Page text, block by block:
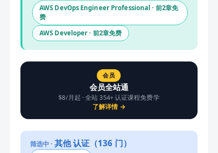
AWS DevOps Engineer Professional · 前2章免
费
AWS Developer· 前2章免费
会员
会员全站通
$8/月起 · 全站354+ 认证课程免费学
了解详情 →
筛选中 · 其他认证（136 门）